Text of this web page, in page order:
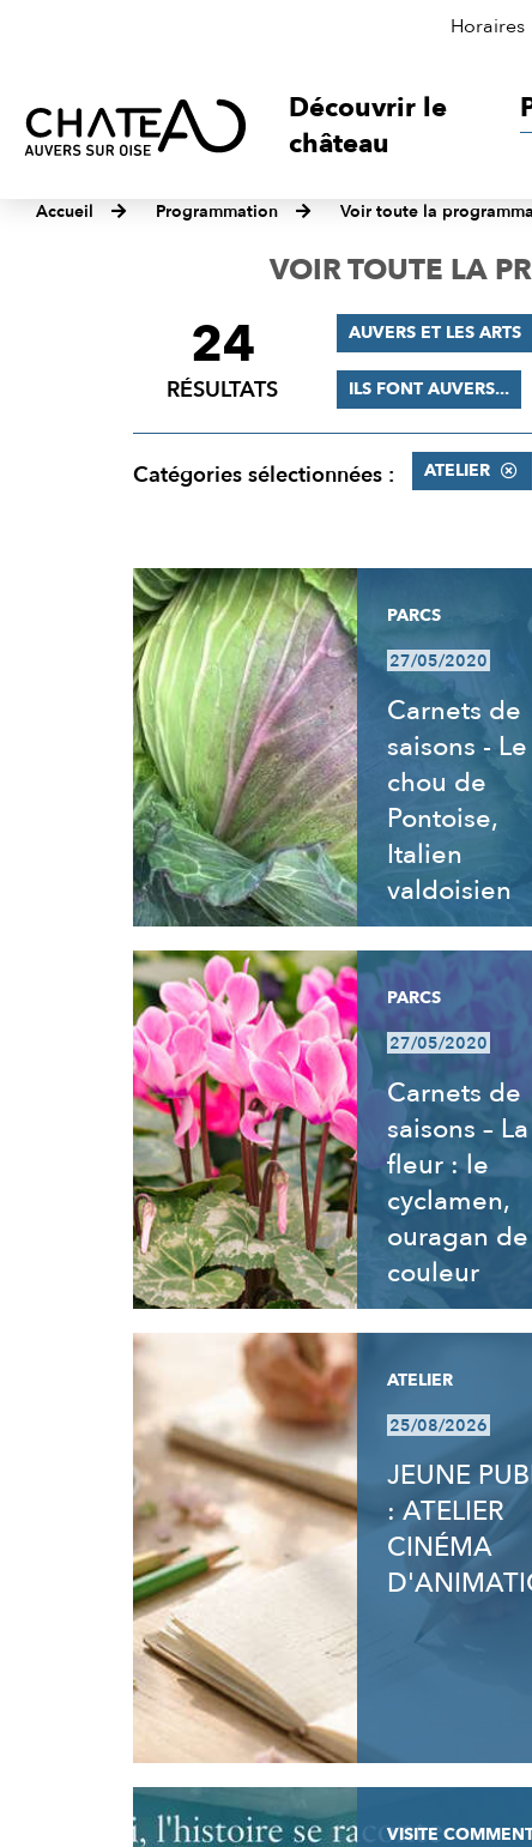
Horaires
Découvrir le
château
Accueil Programmation Voir toute la
VOIR TOUTE LA
FILTRER
RÉSULTATS
24
RÉSULTATS
AUVERS ET LES ARTS
ILS FONT AUVERS...
Catégories sélectionnées : ATELIER
RÉSULTATS
PARCS
27/05/2020
Carnets de
saisons - Le
chou de
Pontoise,
Italien
valdoisien
PARCS
27/05/2020
Carnets de
saisons – La
fleur : le
cyclamen,
ouragan de
couleur
ATELIER
25/08/2026
JEUNE
: ATELIER
CINÉMA
VISITE